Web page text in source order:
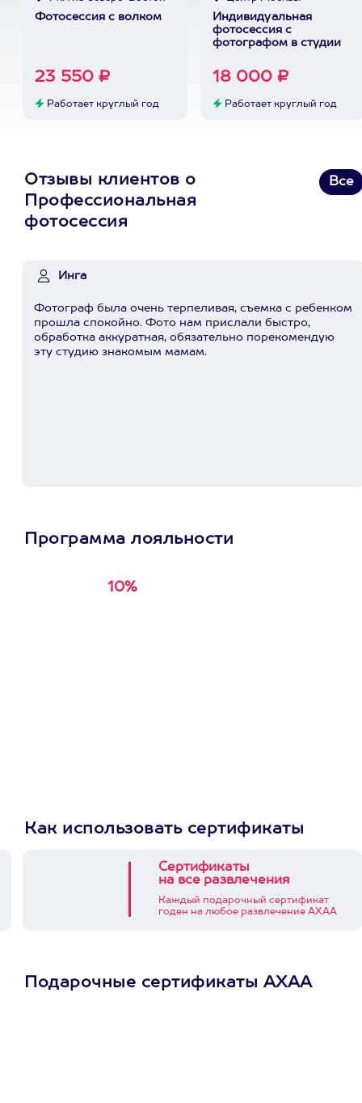
Фотосессия с волком
23 550 ₽
Работает круглый год
Индивидуальная
фотосессия с
фотографом в студии
18 000 ₽
Работает круглый год
Отзывы клиентов о
Профессиональная
фотосессия
Все
Инга
Фотограф была очень терпеливая, съемка с ребенком
прошла спокойно. Фото нам прислали быстро,
обработка аккуратная, обязательно порекомендую
эту студию знакомым мамам.
Программа лояльности
10%
Как использовать сертификаты
Сертификаты
на все развлечения
Каждый подарочный сертификат
годен на любое развлечение АХАА
Подарочные сертификаты АХАА